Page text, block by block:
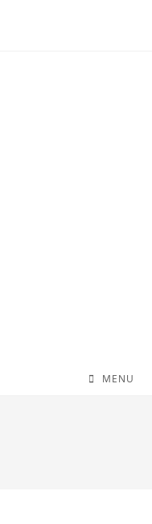
MENU